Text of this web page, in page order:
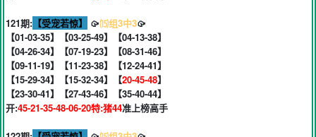
121期: 【受宠若惊】 🥠⒂组3中3🥠
【01-03-35】【03-25-49】【04-13-38】
【04-26-34】【07-19-23】【08-31-46】
【09-11-19】【11-23-38】【12-24-41】
【15-29-34】【15-32-34】【20-45-48】
【23-30-41】【27-43-46】【35-40-44】
开:45-21-35-48-06-20特:猪44准上榜高手